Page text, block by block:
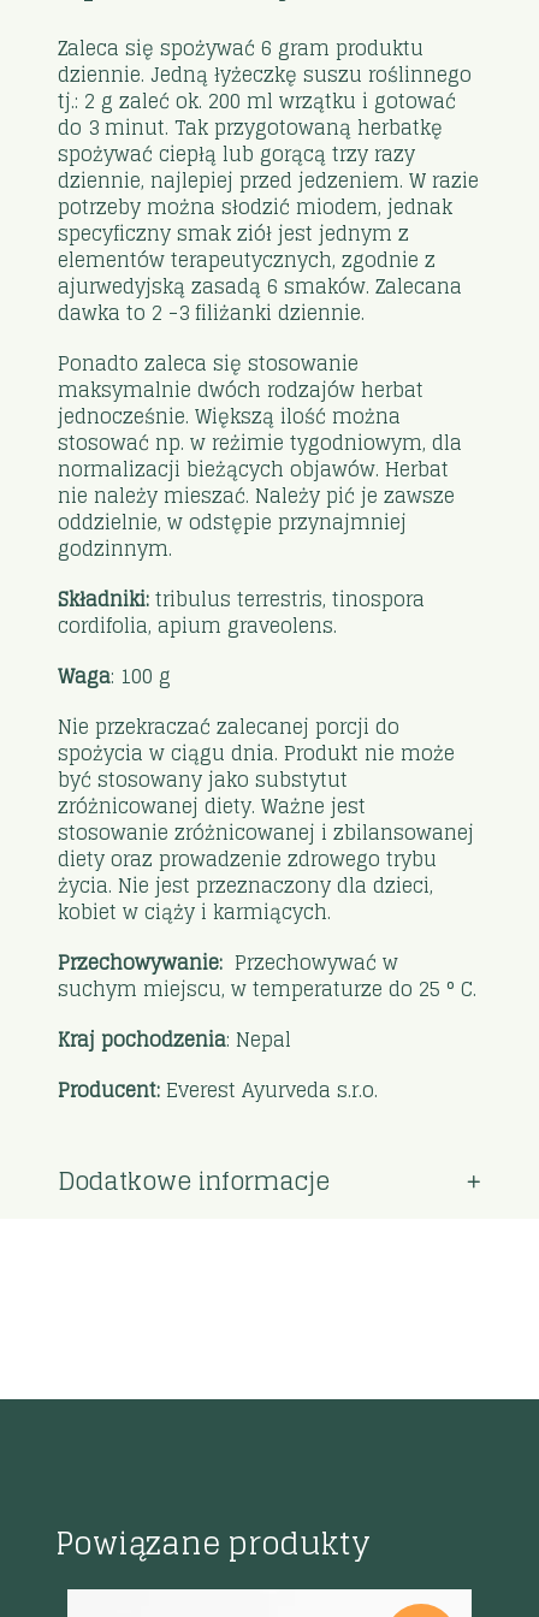
Zaleca się spożywać 6 gram produktu
dziennie. Jedną łyżeczkę suszu roślinnego
tj.: 2 g zaleć ok. 200 ml wrzątku i gotować
do 3 minut. Tak przygotowaną herbatkę
spożywać ciepłą lub gorącą trzy razy
dziennie, najlepiej przed jedzeniem. W razie
potrzeby można słodzić miodem, jednak
specyficzny smak ziół jest jednym z
elementów terapeutycznych, zgodnie z
ajurwedyjską zasadą 6 smaków. Zalecana
dawka to 2 -3 filiżanki dziennie.
Ponadto zaleca się stosowanie
maksymalnie dwóch rodzajów herbat
jednocześnie. Większą ilość można
stosować np. w reżimie tygodniowym, dla
normalizacji bieżących objawów. Herbat
nie należy mieszać. Należy pić je zawsze
oddzielnie, w odstępie przynajmniej
godzinnym.
Składniki:tribulus terrestris, tinospora
cordifolia, apium graveolens.
Waga: 100 g
Nie przekraczać zalecanej porcji do
spożycia w ciągu dnia. Produkt nie może
być stosowany jako substytut
zróżnicowanej diety. Ważne jest
stosowanie zróżnicowanej i zbilansowanej
diety oraz prowadzenie zdrowego trybu
życia. Nie jest przeznaczony dla dzieci,
kobiet w ciąży i karmiących.
Przechowywanie: Przechowywać w
suchym miejscu, w temperaturze do 25 ° C.
Kraj pochodzenia: Nepal
Producent: Everest Ayurveda s.r.o.
Dodatkowe informacje
Powiązane produkty